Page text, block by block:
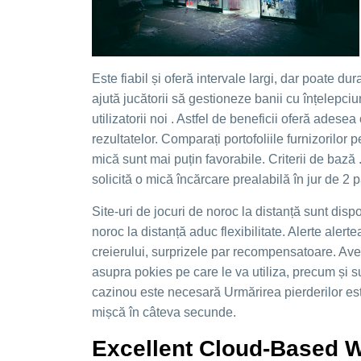
Este fiabil și oferă intervale largi, dar poate
ajută jucătorii să gestioneze banii cu
utilizatorii noi . Astfel de beneficii oferă
rezultatelor. Comparați portofoliile furnizorilor
mică sunt mai puțin favorabile. Criterii de
solicită o mică încărcare prealabilă în jur de 2
Site-uri de jocuri de noroc la distanță sunt
noroc la distanță aduc flexibilitate. Alerte
creierului, surprizele par recompensatoare.
asupra pokies pe care le va utiliza, precum și
cazinou este necesară Urmărirea pierderilor
mișcă în câteva secunde.
Excellent Cloud-Based